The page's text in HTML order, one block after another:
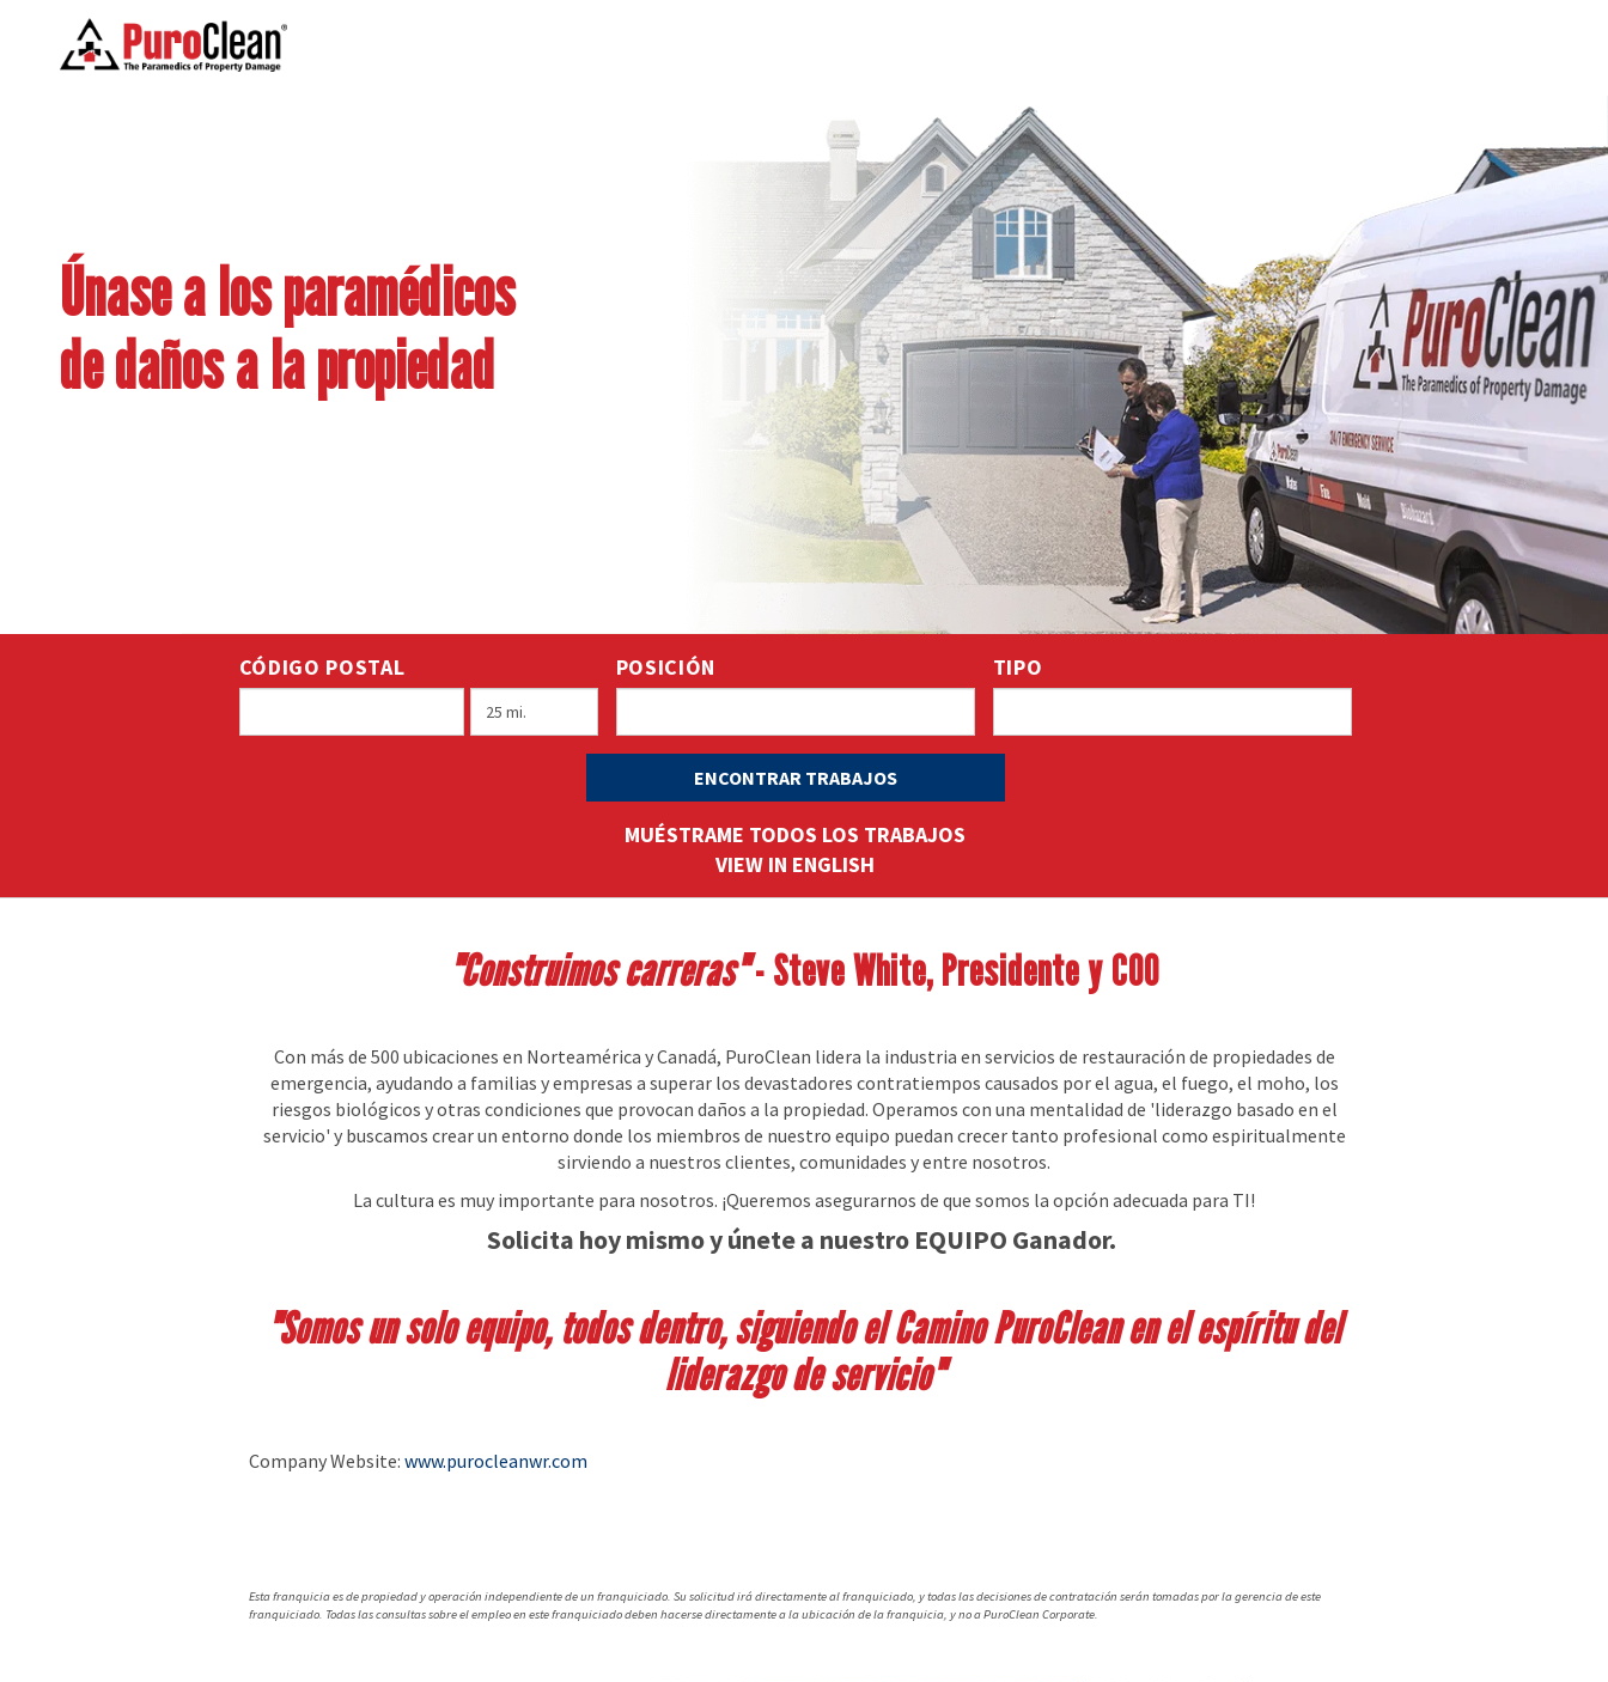
Únase a los paramédicos
de daños a la propiedad
CÓDIGO POSTAL POSICIÓN TIPO
MUÉSTRAME TODOS LOS TRABAJOS
VIEW IN ENGLISH
"Construimos carreras"- Steve White, Presidente y COO
Con más de 500 ubicaciones en Norteamérica y Canadá, PuroClean lidera la industria en servicios de restauración de propiedades de
emergencia, ayudando a familias y empresas a superar los devastadores contratiempos causados por el agua, el fuego, el moho, los
riesgos biológicos y otras condiciones que provocan daños a la propiedad. Operamos con una mentalidad de 'liderazgo basado en el
servicio' y buscamos crear un entorno donde los miembros de nuestro equipo puedan crecer tanto profesional como espiritualmente
sirviendo a nuestros clientes, comunidades y entre nosotros.
La cultura es muy importante para nosotros. ¡Queremos asegurarnos de que somos la opción adecuada para TI!
Solicita hoy mismo y únete a nuestro EQUIPO Ganador.
"Somos un solo equipo, todos dentro, siguiendo el Camino PuroClean en el espíritu del
liderazgo de servicio"
Company Website: www.purocleanwr.com
Esta franquicia es de propiedad y operación independiente de un franquiciado. Su solicitud irá directamente al franquiciado, y todas las decisiones de contratación serán tomadas por la gerencia de este
franquiciado. Todas las consultas sobre el empleo en este franquiciado deben hacerse directamente a la ubicación de la franquicia, y no a PuroClean Corporate.